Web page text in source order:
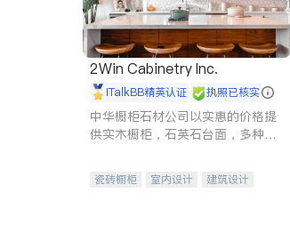
2Win Cabinetry Inc.
iTalkBB精英认证 执照已核实
中华橱柜石材公司以实惠的价格提
供实木橱柜，石英石台面，多种优
机。品质厨房，家的选择。
瓷砖橱柜 室内设计
建筑设计